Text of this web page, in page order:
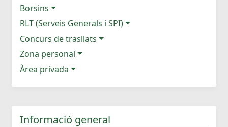
Borsins
RLT (Serveis Generals i SPI)
Concurs de trasllats
Zona personal
Àrea privada
Informació general